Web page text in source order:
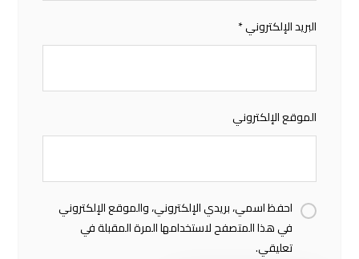
البريد الإلكتروني*
الموقع الإلكتروني
احفظ اسمي، بريدي الإلكتروني، والموقع الإلكتروني
في هذا المتصفح لاستخدامها المرة المقبلة في
تعليقي.